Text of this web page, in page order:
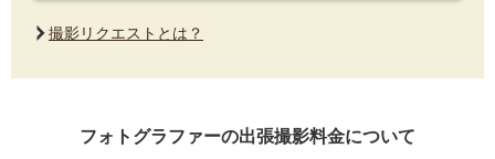
撮影リクエストとは？
フォトグラファーの出張撮影料金について